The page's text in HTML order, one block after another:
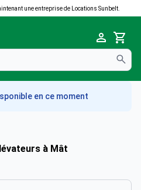
une entreprise de Locations Sunbelt.
Cart
en ce moment
à Mât